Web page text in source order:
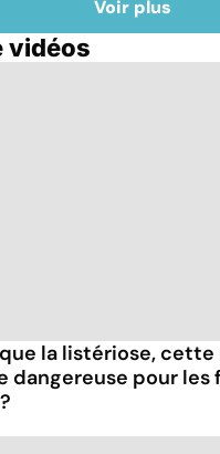
Voir plus
vidéos
la listériose, cette
dangereuse pour les